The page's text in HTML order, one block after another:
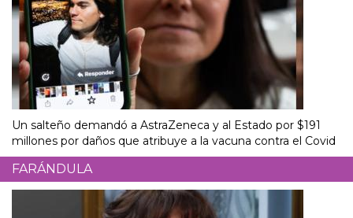
Un salteño demandó a AstraZeneca y al Estado por $191
millones por daños que atribuye a la vacuna contra el Covid
FARÁNDULA